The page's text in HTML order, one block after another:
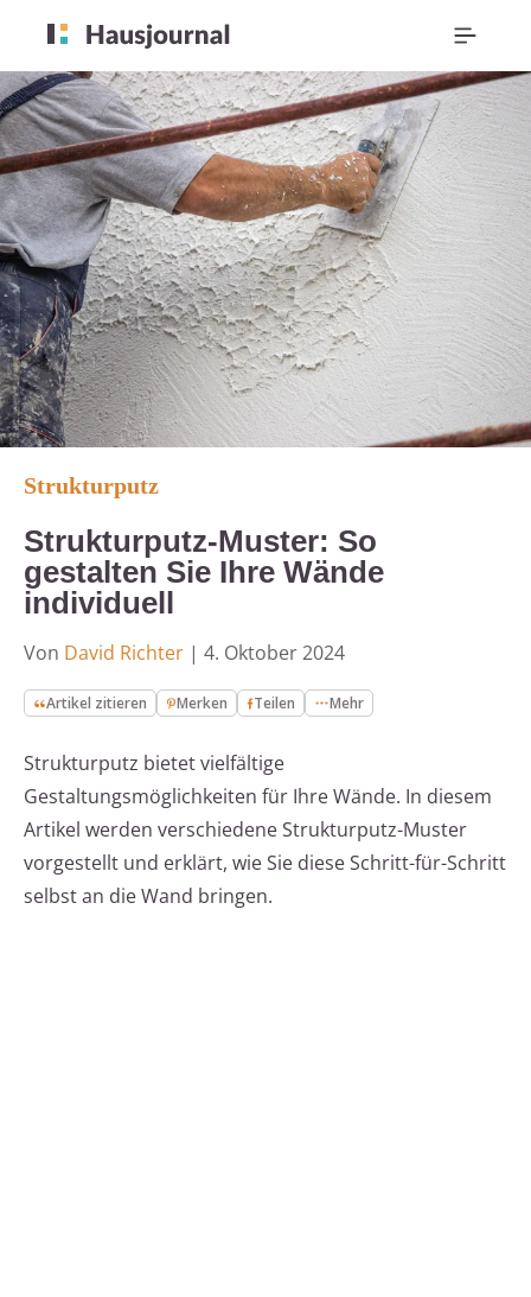
Strukturputz
Strukturputz-Muster: So
gestalten Sie Ihre Wände
individuell
Von David Richter | 4. Oktober 2024
Artikel zitieren Merken Teilen Mehr
Strukturputz bietet vielfältige
Gestaltungsmöglichkeiten für Ihre Wände. In diesem
Artikel werden verschiedene Strukturputz-Muster
vorgestellt und erklärt, wie Sie diese Schritt-für-Schritt
selbst an die Wand bringen.